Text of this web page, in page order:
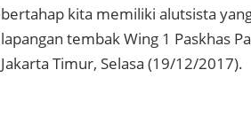
bertahap kita memiliki alutsista
lapangan tembak Wing 1 Paskhas
Jakarta Timur, Selasa (19/12/2017).